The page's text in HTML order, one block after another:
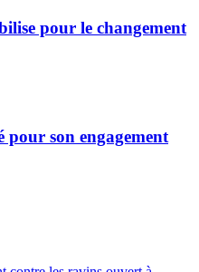
pour le changement
son engagement